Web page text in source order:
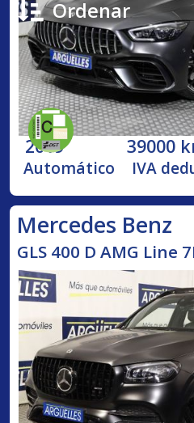
Ordenar
2019 39000
Automático IVA
Mercedes Benz
GLS 400 D AMG Line